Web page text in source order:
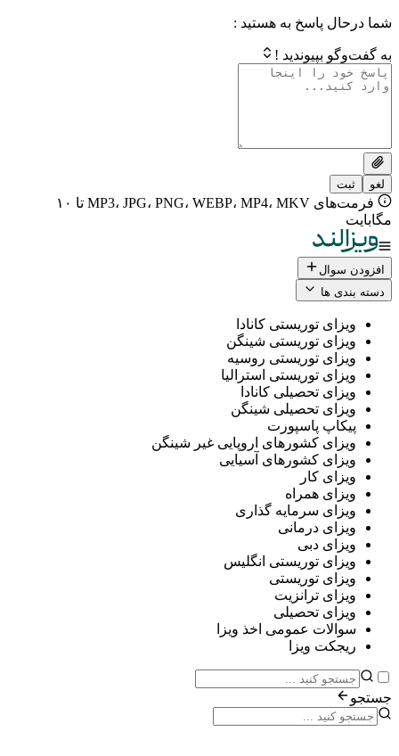
پاسخ به هستید :
!
فرمت‌های MP3، JPG، PNG، WEBP، MP4، MKV تا ۱۰
ها
توریستی کانادا
توریستی شینگن
توریستی روسیه
توریستی استرالیا
تحصیلی کانادا
تحصیلی شینگن
پاسپورت
کشورهای اروپایی غیر شینگن
کشورهای آسیایی
کار
همراه
سرمایه گذاری
درمانی
دبی
توریستی انگلیس
توریستی
ترانزیت
تحصیلی
عمومی اخذ ویزا
ویزا